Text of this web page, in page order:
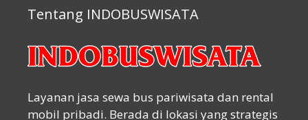
Tentang INDOBUSWISATA
Layanan jasa sewa bus pariwisata dan rental
mobil pribadi. Berada di lokasi yang strategis